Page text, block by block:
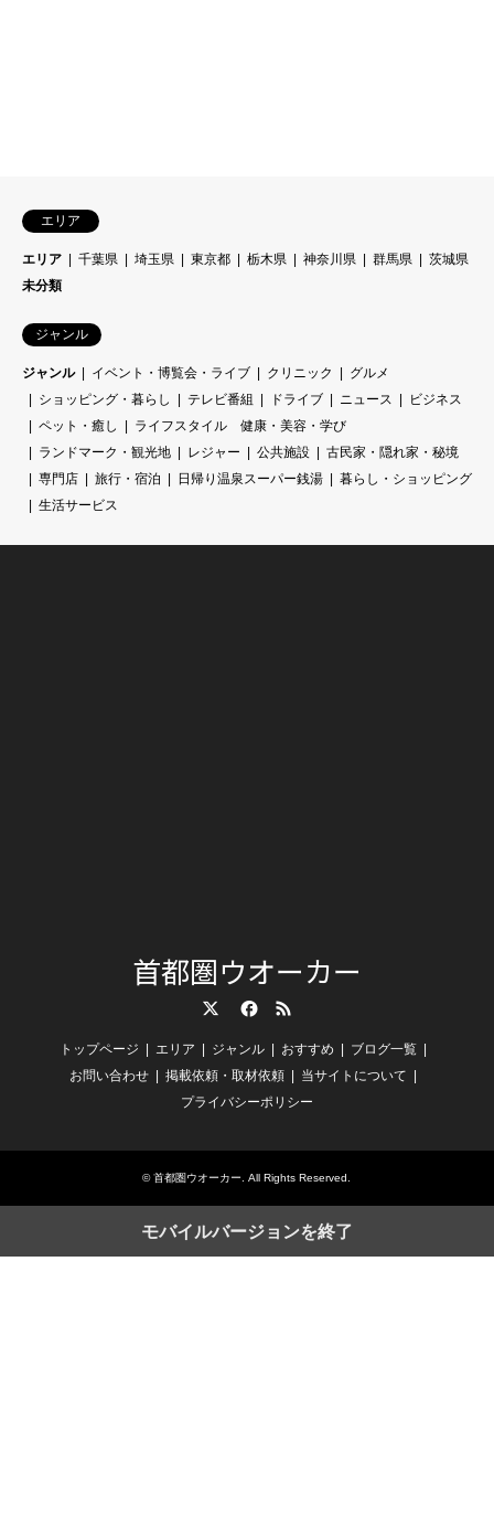
エリア
エリア 千葉県 埼玉県 東京都 栃木県 神奈川県 群馬県
茨城県
未分類
ジャンル
ジャンル イベント・博覧会・ライブ クリニック
グルメ
ショッピング・暮らし
テレビ番組 ドライブ ニュース
ビジネス
ペット・癒し
ライフスタイル 健康・美容・学び
ランドマーク・観光地
レジャー 公共施設
古民家・隠れ家・秘境
専門店
旅行・宿泊 日帰り温泉スーパー銭湯
暮らし・ショッピング
生活サービス
首都圏ウオーカー
トップページ エリア ジャンル おすすめ
ブログ一覧
お問い合わせ
掲載依頼・取材依頼
当サイトについて
プライバシーポリシー
©首都圏ウオーカー . All Rights Reserved.
モバイルバージョンを終了